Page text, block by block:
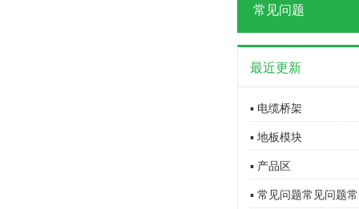
常见问题
最近更新
▪ 电缆桥架
▪ 地板模块
▪ 产品区
▪ 常见问题常见问题